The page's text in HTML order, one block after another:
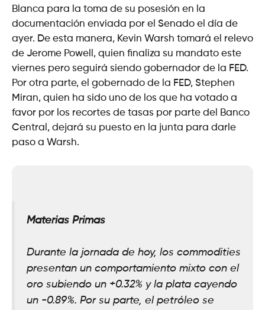
Blanca para la toma de su posesión en la
documentación enviada por el Senado el día de
ayer. De esta manera, Kevin Warsh tomará el relevo
de Jerome Powell, quien finaliza su mandato este
viernes pero seguirá siendo gobernador de la FED.
Por otra parte, el gobernado de la FED, Stephen
Miran, quien ha sido uno de los que ha votado a
favor por los recortes de tasas por parte del Banco
Central, dejará su puesto en la junta para darle
paso a Warsh.
Materias Primas
Durante la jornada de hoy, los commodities
presentan un comportamiento mixto con el
oro subiendo un +0.32% y la plata cayendo
un -0.89%. Por su parte, el petróleo se